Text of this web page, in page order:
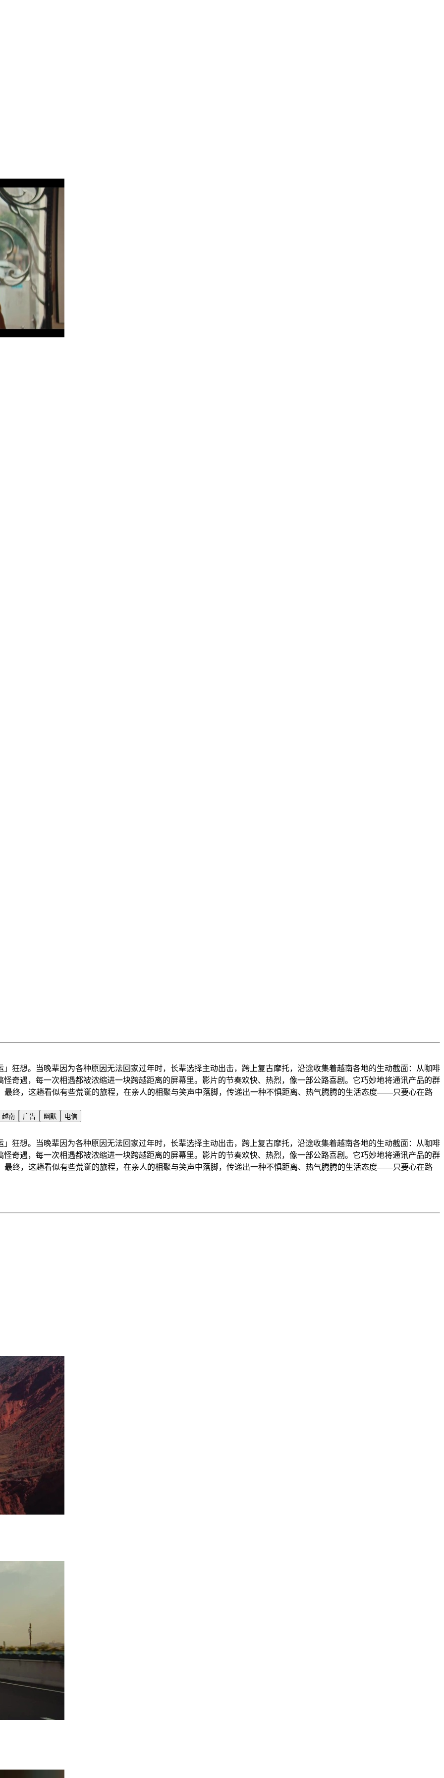
狂想。当晚辈因为各种原因无法回家过年时，长辈选择主动出击，跨上复古摩托，沿途收集着越南各地的生动截面：从咖啡
奇遇，每一次相遇都被浓缩进一块跨越距离的屏幕里。影片的节奏欢快、热烈，像一部公路喜剧。它巧妙地将通讯产品的群
终，这趟看似有些荒诞的旅程，在亲人的相聚与笑声中落脚，传递出一种不惧距离、热气腾腾的生活态度——只要心在路
越南 广告 幽默 电信
狂想。当晚辈因为各种原因无法回家过年时，长辈选择主动出击，跨上复古摩托，沿途收集着越南各地的生动截面：从咖啡
奇遇，每一次相遇都被浓缩进一块跨越距离的屏幕里。影片的节奏欢快、热烈，像一部公路喜剧。它巧妙地将通讯产品的群
终，这趟看似有些荒诞的旅程，在亲人的相聚与笑声中落脚，传递出一种不惧距离、热气腾腾的生活态度——只要心在路